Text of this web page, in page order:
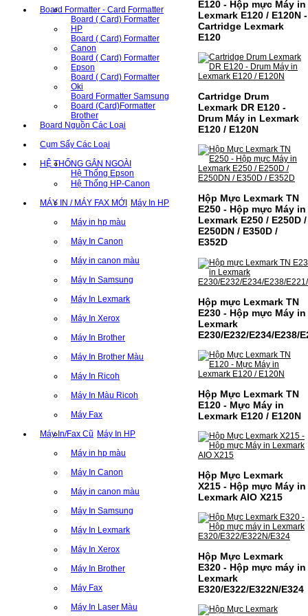
Board Formatter - Card Formatter
Board ( Card) Formatter
HP
Board ( Card) Formatter
Canon
Board ( Card) Formatter
Epson
Board ( Card) Formatter
Oki
Board Formatter Samsung
Board (Card)Formatter
Brother
Board Nguồn Các Loại
Cụm Sấy Các Loại
HỆ THỐNG GẮN NGOÀI
Hệ Thống Epson
Hệ Thống HP-Canon
MÁY IN / MÁY FAX MỚI Máy In HP
Máy in hp màu
Máy In Canon
Máy in canon màu
Máy In Samsung
Máy In Lexmark
Máy In Xerox
Máy In Brother
Máy In Brother Màu
Máy In Ricoh
Máy In Màu Ricoh
Máy Fax
Máy In/Fax Cũ Máy In HP
Máy in hp màu
Máy In Canon
Máy in canon màu
Máy In Samsung
Máy In Lexmark
Máy In Xerox
Máy In Brother
Máy Fax
Máy In Laser Màu
E120 - Hộp mực Máy in
Lexmark E120 / E120N -
Cartridge Lexmark
E120
Cartridge Drum
Lexmark DR E120 -
Drum Máy in Lexmark
E120 / E120N
Hộp Mực Lexmark TN
E250 - Hộp mực Máy in
Lexmark E250 / E250D /
E250DN / E350D /
E352D
Hộp mực Lexmark TN
E230 - Hộp mực Máy in
Lexmark
E230/E232/E234/E238/
Hộp Mực Lexmark TN
E120 - Mực Máy in
Lexmark E120 / E120N
Hộp Mực Lexmark
X215 - Hộp mực Máy in
Lexmark AIO X215
Hộp Mực Lexmark
E320 - Hộp mực máy in
Lexmark
E320/E322/E322N/E324